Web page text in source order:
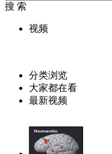
搜 索
视频
分类浏览
大家都在看
最新视频